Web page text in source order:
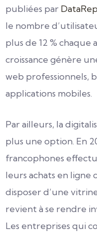
publiées par
le nombre
plus de 12 % chaque
croissance génère
web professionnels,
applications mobiles.
Par ailleurs, la
plus une option. En
francophones
leurs achats en ligne
disposer d’une
revient à se rendre
Les entreprises qui